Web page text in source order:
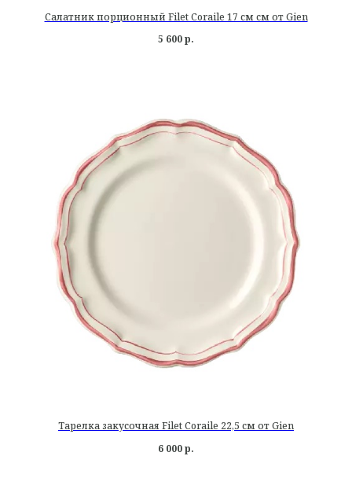
Салатник порционный Filet Coraile 17 см см от Gien
5 600р.
Тарелка закусочная Filet Coraile 22,5 см от Gien
6 000р.